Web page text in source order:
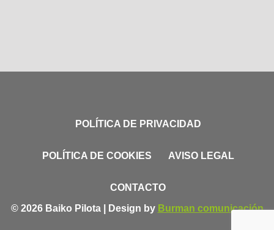
POLÍTICA DE PRIVACIDAD
POLÍTICA DE COOKIES AVISO LEGAL
CONTACTO
© 2026 Baiko Pilota | Design by Burman comunicación